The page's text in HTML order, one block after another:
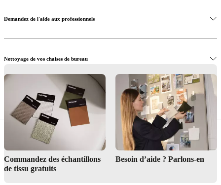
Demandez de l'aide aux professionnels
Interior Design Service
Nettoyage de vos chaises de bureau
Découvrez les chaises de bureau design en ligne
Commandez des échantillons
de tissu gratuits
Besoin d’aide ? Parlons-en